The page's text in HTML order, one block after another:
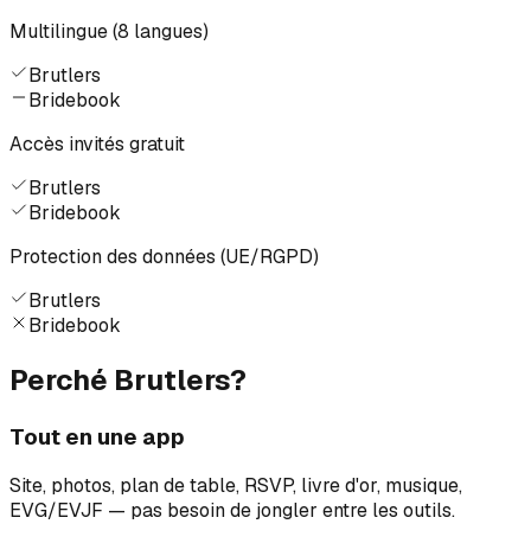
Multilingue (8 langues)
Brutlers
Bridebook
Accès invités gratuit
Brutlers
Bridebook
Protection des données (UE/RGPD)
Brutlers
Bridebook
Perché Brutlers?
Tout en une app
Site, photos, plan de table, RSVP, livre d'or, musique,
EVG/EVJF — pas besoin de jongler entre les outils.